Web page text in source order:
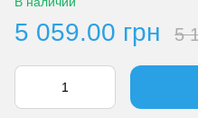
5 059.00 грн 5